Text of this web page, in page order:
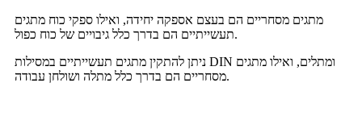
מתגים מסחריים הם בעצם אספקה ​​יחידה, ואילו ספקי כוח מתגים
תעשייתיים הם בדרך כלל גיבויים של כוח כפול.
ניתן להתקין מתגים תעשייתיים במסילות DIN ומתלים, ואילו מתגים
מסחריים הם בדרך כלל מתלה ושולחן עבודה.